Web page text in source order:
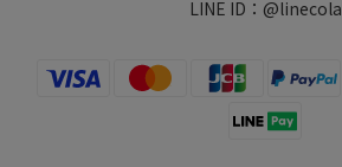
LINE ID： @linecola